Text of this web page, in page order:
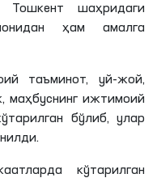
Тошкент шаҳридаги
ҳам амалга
таъминот, уй-жой,
маҳбуснинг ижтимоий
бўлиб, улар
кўтарилган